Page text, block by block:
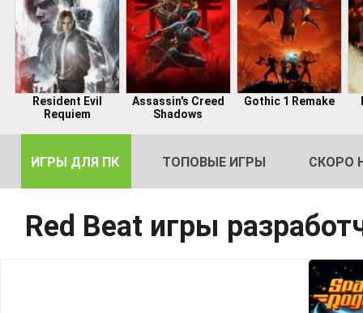
Resident Evil
Requiem
Assassin's Creed
Shadows
Gothic 1 Remake
ИГРЫ ДЛЯ ПК ТОПОВЫЕ ИГРЫ СКОРО
Red Beat игры